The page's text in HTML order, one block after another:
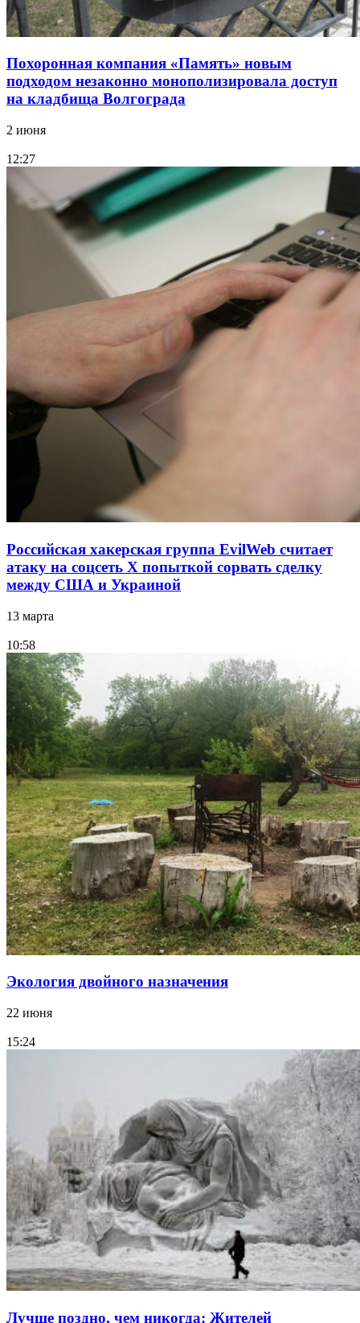
Похоронная компания «Память» новым
подходом незаконно монополизировала доступ
на кладбища Волгограда
2 июня
12:27
Российская хакерская группа EvilWeb считает
атаку на соцсеть Х попыткой сорвать сделку
между США и Украиной
13 марта
10:58
Экология двойного назначения
22 июня
15:24
Лучше поздно, чем никогда: Жителей